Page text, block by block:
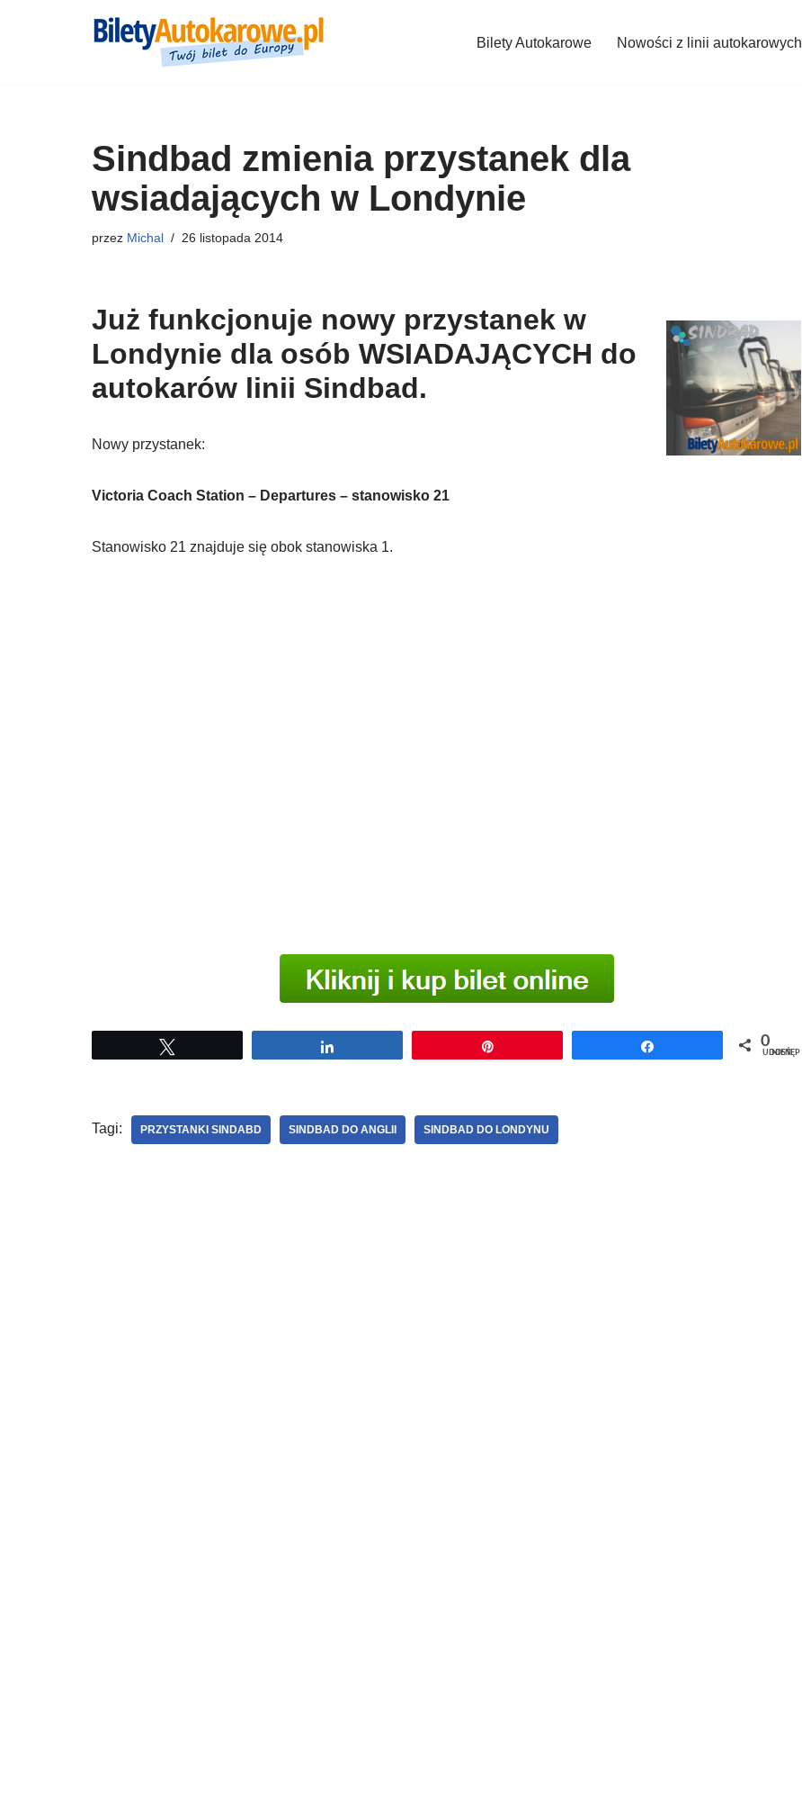
Bilety Autokarowe Nowości z linii autokarowych
Sindbad zmienia przystanek dla
wsiadających w Londynie
przez Michal 26 listopada 2014
Już funkcjonuje nowy przystanek w
Londynie dla osób WSIADAJĄCYCH do
autokarów linii Sindbad.
Nowy przystanek:
Victoria Coach Station – Departures – stanowisko 21
Stanowisko 21 znajduje się obok stanowiska 1.
0
UDOSTĘPNIEŃ
Tagi: PRZYSTANKI SINDABD SINDBAD DO ANGLII SINDBAD DO LONDYNU